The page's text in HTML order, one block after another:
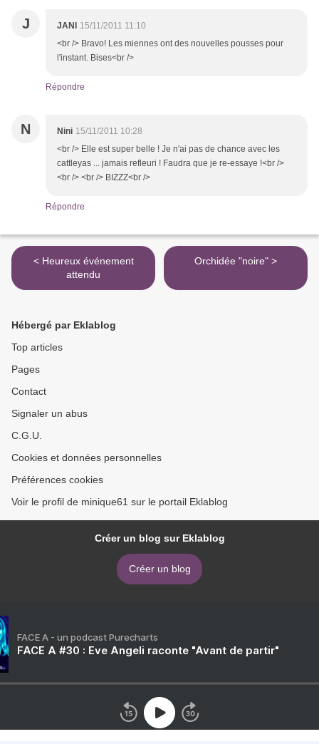
J JANI
15/11/2011 11:10
<br /> Bravo! Les miennes ont des nouvelles pousses pour
l'instant. Bises<br />
Répondre
N Nini 15/11/2011 10:28
<br /> Elle est super belle ! Je n'ai pas de chance avec les
cattleyas ... jamais refleuri ! Faudra que je re-essaye !<br />
<br /> <br /> BIZZZ<br />
Répondre
< Heureux événement
attendu
Orchidée "noire" >
Hébergé par Eklablog
Top articles
Pages
Contact
Signaler un abus
C.G.U.
Cookies et données personnelles
Préférences cookies
Voir le profil de minique61 sur le portail Eklablog
Créer un blog sur Eklablog
Créer un blog
FACE A - un podcast Purecharts
FACE A #30 : Eve Angeli raconte "Avant de partir"